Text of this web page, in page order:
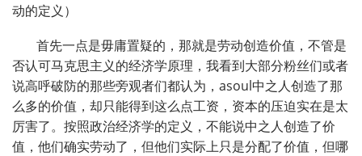
动的定义）
首先一点是毋庸置疑的，那就是劳动创造价值，不管是
否认可马克思主义的经济学原理，我看到大部分粉丝们或者
说高呼破防的那些旁观者们都认为，asoul中之人创造了那
么多的价值，却只能得到这么点工资，资本的压迫实在是太
厉害了。按照政治经济学的定义，不能说中之人创造了价
值，他们确实劳动了，但他们实际上只是分配了价值，但哪